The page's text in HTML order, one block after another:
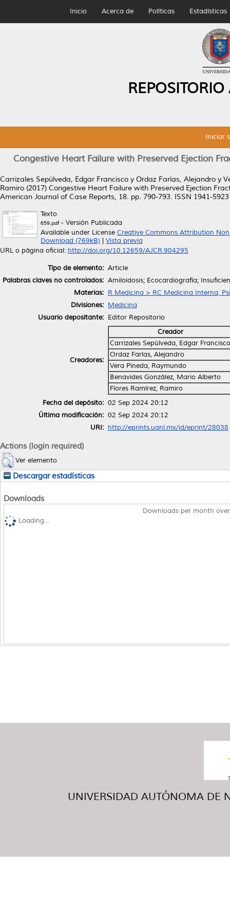
Inicio Acerca de Políticas Estadísticas
Iniciar
Congestive Heart Failure with Preserved Ejection
Carrizales Sepúlveda, Edgar Francisco y Ordaz Farías, Alejandro y
Ramiro (2017) Congestive Heart Failure with Preserved Ejection
American Journal of Case Reports, 18. pp. 790-793. ISSN 1941-5923
Texto
659.pdf- Versión Publicada
Available under License Creative Commons Attribution
Download (769kB)
Vista previa
URL o página oficial: http://doi.org/10.12659/AJCR.904295
Tipo de elemento: Article
Palabras claves no controlados: Amiloidosis; Ecocardiografía;
Materias: R Medicina > RC Medicina Interna,
Divisiones: Medicina
Usuario depositante: Editor Repositorio
Creadores:
Creador
Carrizales Sepúlveda, Edgar Francisco
Ordaz Farías, Alejandro
Vera Pineda, Raymundo
Benavides González, Mario Alberto
Flores Ramírez, Ramiro
Fecha del depósito: 02 Sep 2024 20:12
Última modificación: 02 Sep 2024 20:12
URI: http://eprints.uanl.mx/id/eprint/28038
Actions (login required)
Ver elemento
Descargar estadísticas
Downloads
Downloads per month
Loading...
UNIVERSIDAD AUTÓNOMA DE